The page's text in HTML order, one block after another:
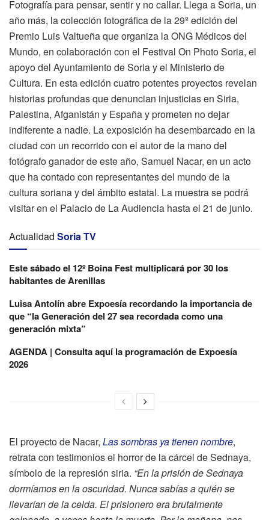
Fotografía para pensar, sentir y no callar. Llega a Soria, un
año más, la colección fotográfica de la 29º edición del
Premio Luis Valtueña que organiza la ONG Médicos del
Mundo, en colaboración con el Festival On Photo Soria, el
apoyo del Ayuntamiento de Soria y el Ministerio de
Cultura. En esta edición cuatro potentes proyectos revelan
historias profundas que denuncian injusticias en Siria,
Palestina, Afganistán y España y prometen no dejar
indiferente a nadie. La exposición ha desembarcado en la
ciudad con un recorrido con el autor de la mano del
fotógrafo ganador de este año, Samuel Nacar, en un acto
que ha contado con representantes del mundo de la
cultura soriana y del ámbito estatal. La muestra se podrá
visitar en el Palacio de La Audiencia hasta el 21 de junio.
Actualidad Soria TV
Este sábado el 12º Boina Fest multiplicará por 30 los
habitantes de Arenillas
Luisa Antolín abre Expoesía recordando la importancia de
que “la Generación del 27 sea recordada como una
generación mixta”
AGENDA | Consulta aquí la programación de Expoesía
2026
El proyecto de Nacar, Las sombras ya tienen nombre,
retrata con testimonios el horror de la cárcel de Sednaya,
símbolo de la represión siria. “En la prisión de Sednaya
dormíamos en la oscuridad. Nunca sabías a quién se
llevarían de la celda. El prisionero era brutalmente